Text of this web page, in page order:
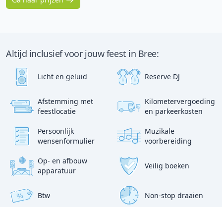
Altijd inclusief voor jouw feest in Bree:
Licht en geluid Reserve DJ
?
:)
Afstemming met
feestlocatie
p
Kilometervergoeding
en parkeerkosten
Persoonlijk
wensenformulier
Muzikale
voorbereiding
Op- en afbouw
apparatuur
Veilig boeken
% Btw Non-stop draaien